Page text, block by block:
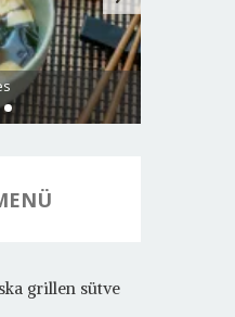
grillen sütve